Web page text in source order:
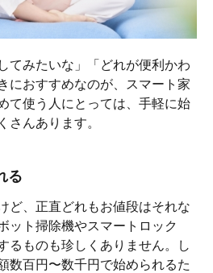
てみたいな」「どれが便利かわ
におすすめなのが、スマート家
て使う人にとっては、手軽に始
さんあります。
る
ど、正直どれもお値段はそれな
ット掃除機やスマートロック
るものも珍しくありません。し
数百円〜数千円で始められるた